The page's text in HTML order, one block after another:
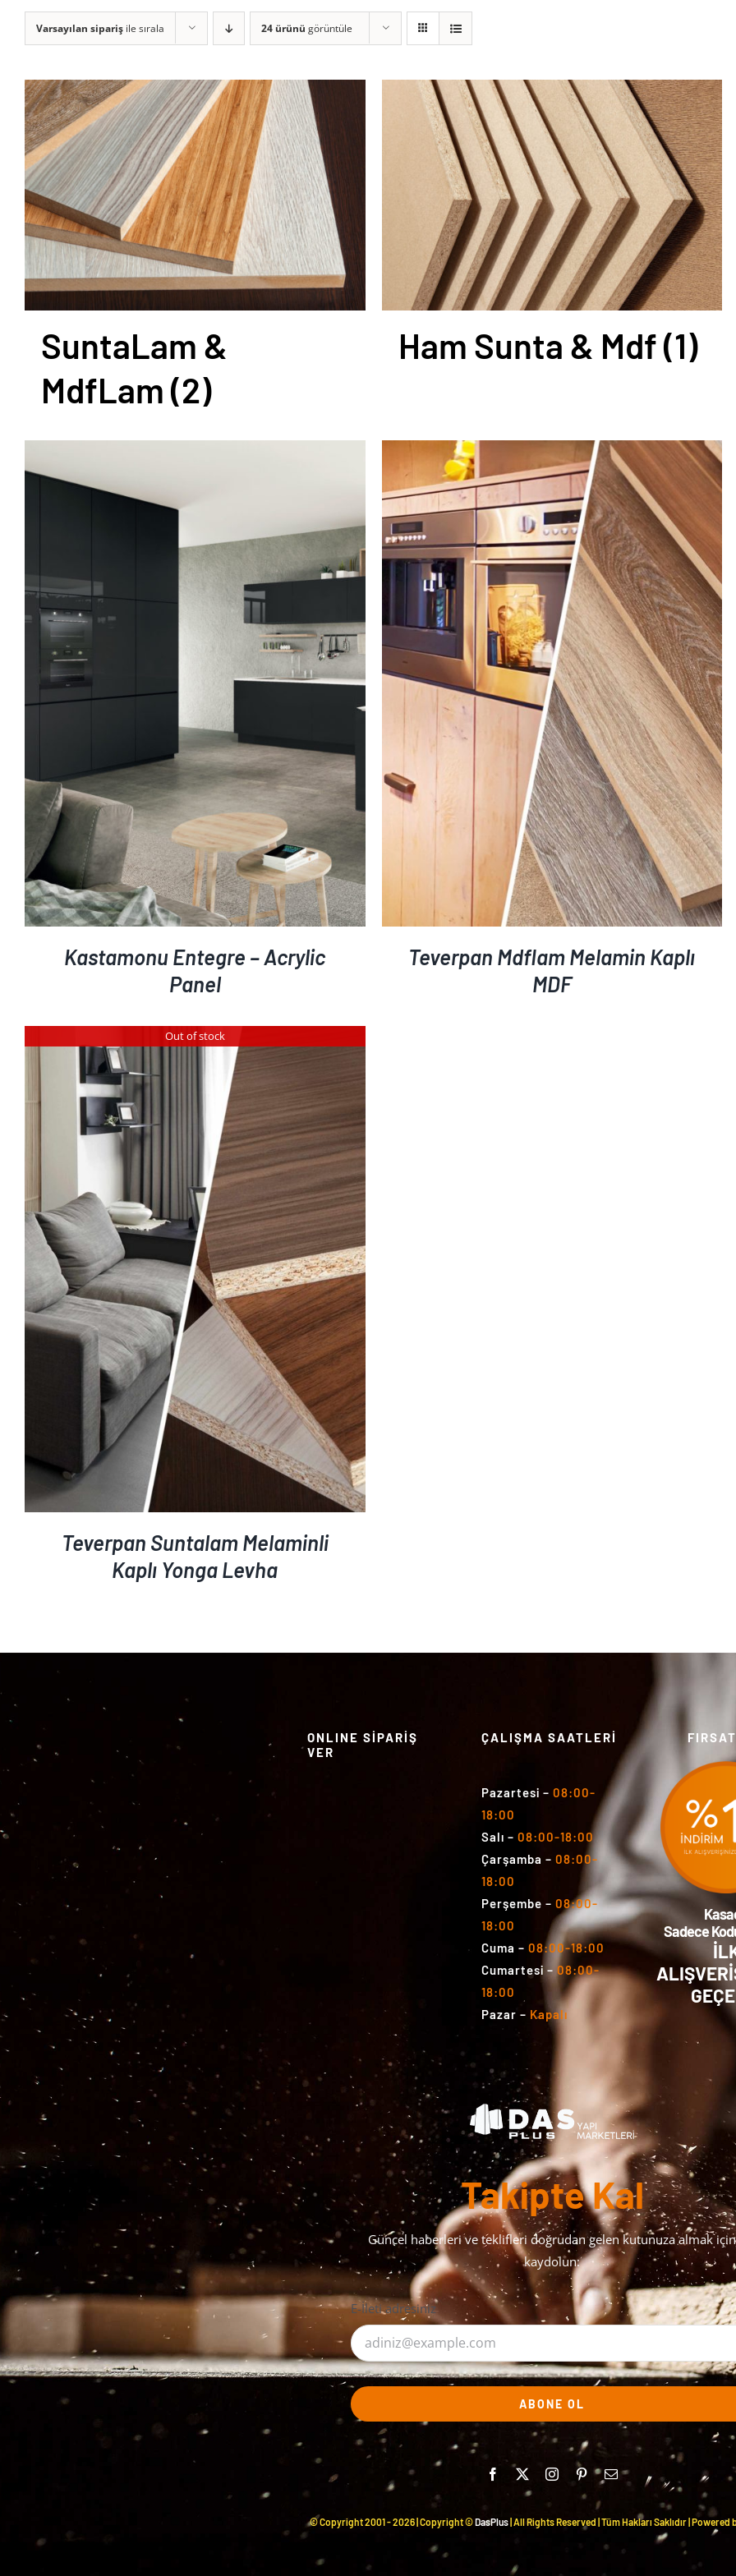
Varsayılan sipariş ile sırala 24 ürünü görüntüle
SuntaLam &
MdfLam (2)
Ham Sunta & Mdf(1)
Kastamonu Entegre – Acrylic
Panel
AYRINTILAR
Teverpan Mdflam Melamin Kaplı
MDF
Out of stock
AYRINTILAR
Teverpan Suntalam Melaminli
Kaplı Yonga Levha
ONLINE SİPARİŞ
VER
ÇALIŞMA SAATLERİ
Pazartesi –08:00-
18:00
Salı –08:00-18:00
Çarşamba –08:00-
18:00
Perşembe –08:00-
18:00
Cuma –08:00-18:00
Cumartesi –08:00-
18:00
Pazar – Kapalı
Sadece
Takipte Kal
Güncel haberleri ve teklifleri doğrudan gelen kutunuza almak için
kaydolun:
E-İleti adresiniz
ABONE OL
© Copyright 2001 -2026 | Copyright ©DasPlus| All Rights Reserved | Tüm Hakları Saklıdır | Powered